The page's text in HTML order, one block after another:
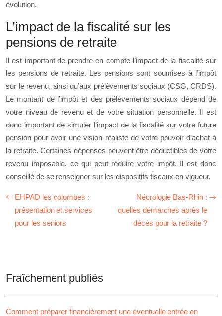
évolution.
L’impact de la fiscalité sur les
pensions de retraite
Il est important de prendre en compte l’impact de la fiscalité sur
les pensions de retraite. Les pensions sont soumises à l’impôt
sur le revenu, ainsi qu’aux prélèvements sociaux (CSG, CRDS).
Le montant de l’impôt et des prélèvements sociaux dépend de
votre niveau de revenu et de votre situation personnelle. Il est
donc important de simuler l’impact de la fiscalité sur votre future
pension pour avoir une vision réaliste de votre pouvoir d’achat à
la retraite. Certaines dépenses peuvent être déductibles de votre
revenu imposable, ce qui peut réduire votre impôt. Il est donc
conseillé de se renseigner sur les dispositifs fiscaux en vigueur.
EHPAD les colombes :
présentation et services
pour les seniors
Nécrologie Bas-Rhin :
quelles démarches après le
décès pour la retraite ?
Fraîchement publiés
Comment préparer financièrement une éventuelle entrée en